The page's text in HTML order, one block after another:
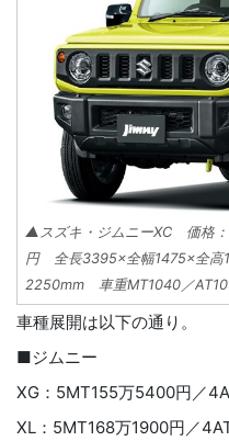
▲スズキ・ジムニーXC 価格
円 全長3395×全幅1475×全高
2250mm 車重MT1040／
車種展開は以下の通り。
■ジムニー
XG：5MT155万5400円／
XL：5MT168万1900円／